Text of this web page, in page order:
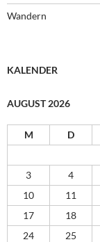
Wandern
KALENDER
AUGUST 2026
M D
3
4
10
11
17
18
24
25